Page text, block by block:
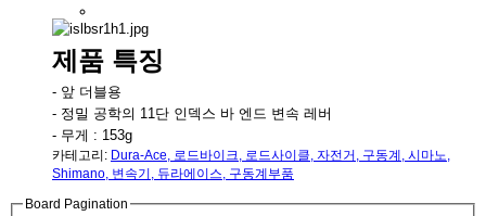
제품 특징
- 앞 더블용
- 정밀 공학의 11단 인덱스 바 엔드 변속 레버
- 무게 : 153g
카테고리: Dura-Ace, 로드바이크, 로드사이클, 자전거 , 구동계 , 시마노,
Shimano, 변속기 , 듀라에이스, 구동계부품
Board Pagination